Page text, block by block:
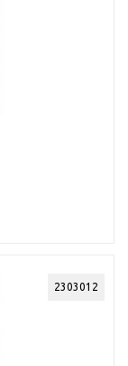
2303012